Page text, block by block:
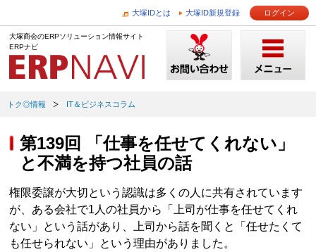
大塚IDとは 大塚ID新規登録 ログイン
大塚商会のERPソリューション情報サイト
ERPナビ
トク◎情報 IT＆ビジネスコラム
第139回 「仕事を任せてくれない」
と不満を持つ社員の話
権限委譲が大切という認識は多くの人に共有されています
が、ある会社で1人の社員から「上司が仕事を任せてくれ
ない」という話があり、上司から話を聞くと「任せたくて
も任せられない」という理由がありました。